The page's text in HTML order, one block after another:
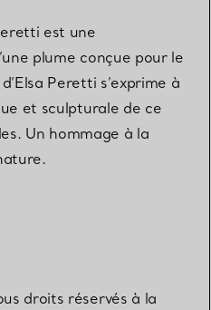
est une
plume conçue pour le
Peretti s’exprime à
et sculpturale de ce
Un hommage à la
droits réservés à la